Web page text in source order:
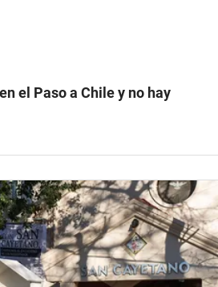
el Paso a Chile y no hay